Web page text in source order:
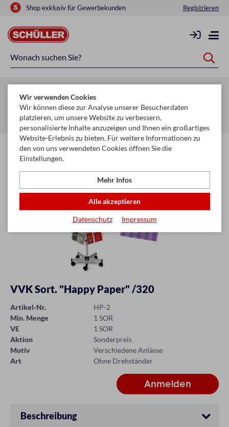
Shop exklusiv für Gewerbekunden Registrieren
Startseite
Glückwunschkarten & Papeterie
Karten, Sortimente & Boxen
Ganze Ständerkonzepte
VVK Sort. "Happy Paper" /320
Artikel-Nr.
HP-2
Min. Menge
1 SOR
VE
1 SOR
Aktion
Sonderpreis
Motiv
Verschiedene Anlässe
Art
Ohne Drehständer
Beschreibung
Wir verwenden Cookies
Wir können diese zur Analyse unserer Besucherdaten
platzieren, um unsere Website zu verbessern,
personalisierte Inhalte anzuzeigen und Ihnen ein großartiges
Website-Erlebnis zu bieten. Für weitere Informationen zu
den von uns verwendeten Cookies öffnen Sie die
Einstellungen.
Mehr Infos
Alle akzeptieren
Datenschutz Impressum